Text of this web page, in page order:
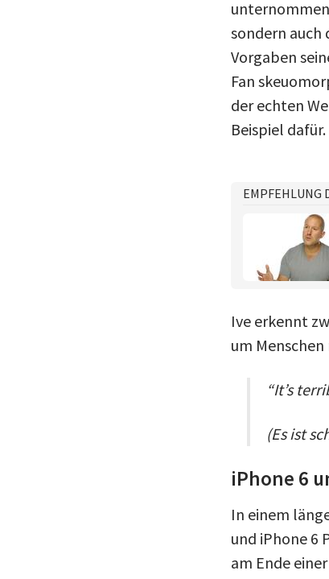
sondern auch
Vorgaben
Fan
der echten
Beispiel dafür.
EMPFEHLUNG
Ive erkennt
um
“It’s
(Es ist
iPhone 6
In einem
und iPhone 6
am Ende